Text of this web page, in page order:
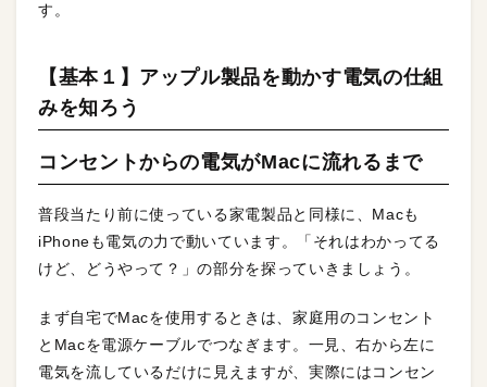
す。
【基本１】アップル製品を動かす電気の仕組
みを知ろう
コンセントからの電気がMacに流れるまで
普段当たり前に使っている家電製品と同様に、Macも
iPhoneも電気の力で動いています。「それはわかってる
けど、どうやって？」の部分を探っていきましょう。
まず自宅でMacを使用するときは、家庭用のコンセント
とMacを電源ケーブルでつなぎます。一見、右から左に
電気を流しているだけに見えますが、実際にはコンセン